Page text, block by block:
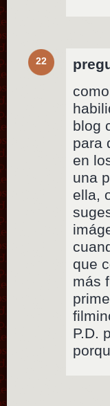
22
blog
para
en
una
ella,
que
más
P.D.